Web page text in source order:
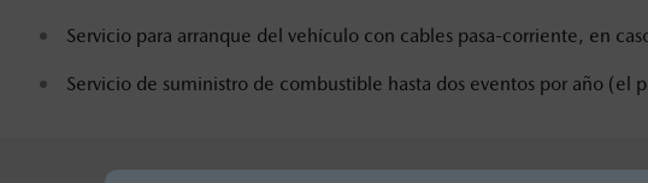
Servicio para arranque del vehículo con cables pasa-corriente, en
Servicio de suministro de combustible hasta dos eventos por año